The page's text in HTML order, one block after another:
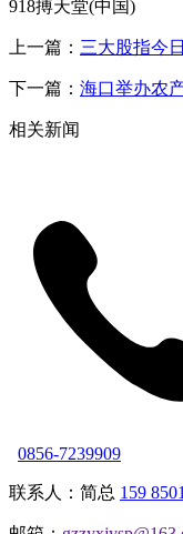
918搏天堂(中国)
上一篇： 三大股指今
下一篇： 海口举办农
相关新闻
0856-7239909
联系人：简总 159